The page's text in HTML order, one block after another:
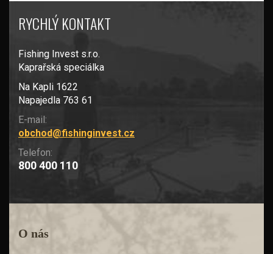
RYCHLÝ KONTAKT
Fishing Invest s.r.o.
Kaprařská speciálka
Na Kapli 1622
Napajedla 763 61
E-mail:
obchod@fishinginvest.cz
Telefon:
800 400 110
O nás